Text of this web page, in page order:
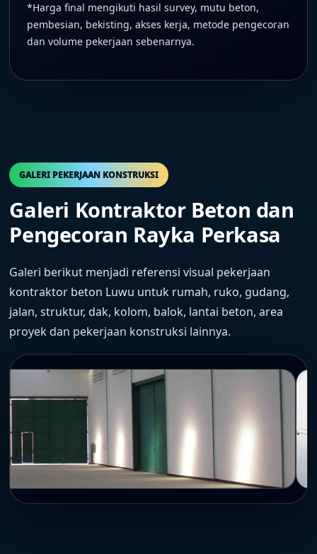
*Harga final mengikuti hasil survey, mutu beton,
pembesian, bekisting, akses kerja, metode pengecoran
dan volume pekerjaan sebenarnya.
GALERI PEKERJAAN KONSTRUKSI
Galeri Kontraktor Beton dan
Pengecoran Rayka Perkasa
Galeri berikut menjadi referensi visual pekerjaan
kontraktor beton Luwu untuk rumah, ruko, gudang,
jalan, struktur, dak, kolom, balok, lantai beton, area
proyek dan pekerjaan konstruksi lainnya.